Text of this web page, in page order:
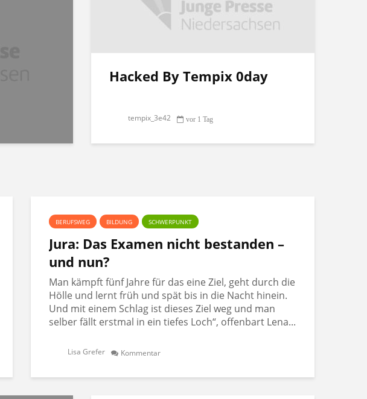
Hacked By Tempix 0day
tempix_3e42 vor 1 Tag
BERUFSWEG BILDUNG SCHWERPUNKT
Jura: Das Examen nicht bestanden –
und nun?
Man kämpft fünf Jahre für das eine Ziel, geht durch die
Hölle und lernt früh und spät bis in die Nacht hinein.
Und mit einem Schlag ist dieses Ziel weg und man
selber fällt erstmal in ein tiefes Loch“, offenbart Lena...
Lisa Grefer Kommentar